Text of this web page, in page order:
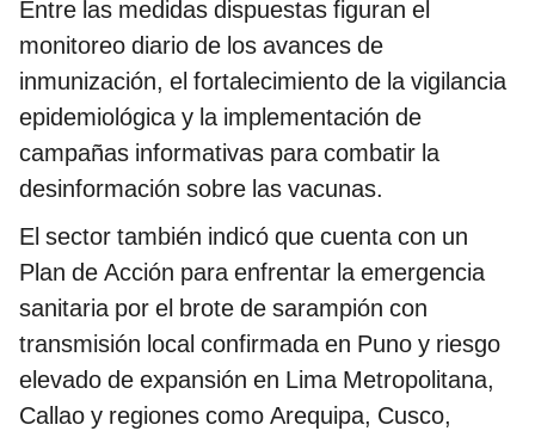
Entre las medidas dispuestas figuran el
monitoreo diario de los avances de
inmunización, el fortalecimiento de la vigilancia
epidemiológica y la implementación de
campañas informativas para combatir la
desinformación sobre las vacunas.
El sector también indicó que cuenta con un
Plan de Acción para enfrentar la emergencia
sanitaria por el brote de sarampión con
transmisión local confirmada en Puno y riesgo
elevado de expansión en Lima Metropolitana,
Callao y regiones como Arequipa, Cusco,